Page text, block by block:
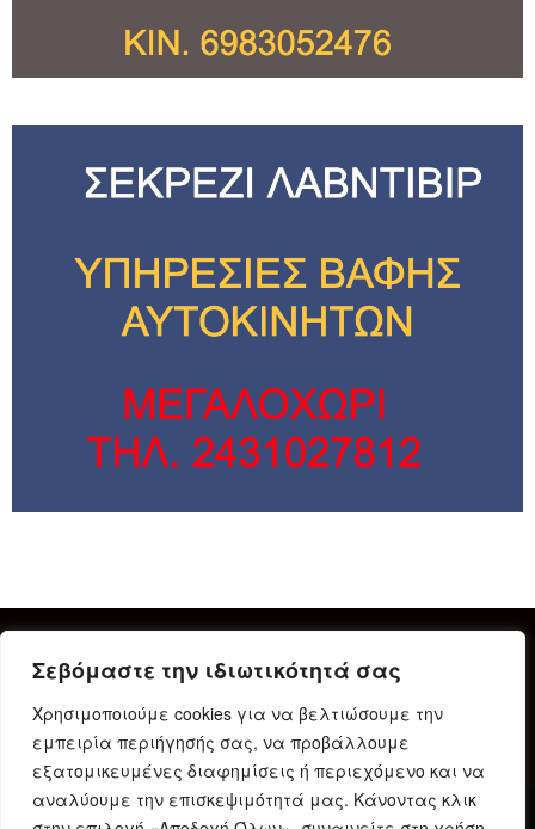
Σεβόμαστε την ιδιωτικότητά σας
Χρησιμοποιούμε cookies για να βελτιώσουμε την
εμπειρία περιήγησής σας, να προβάλλουμε
εξατομικευμένες διαφημίσεις ή περιεχόμενο και να
αναλύουμε την επισκεψιμότητά μας. Κάνοντας κλικ